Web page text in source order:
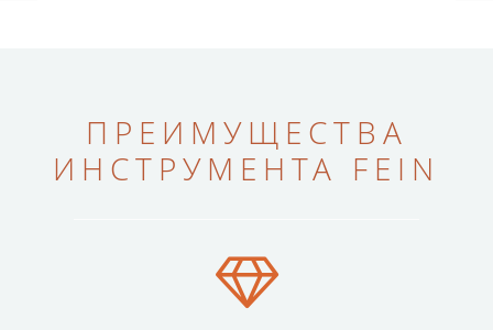
ПРЕИМУЩЕСТВА
ИНСТРУМЕНТА FEIN